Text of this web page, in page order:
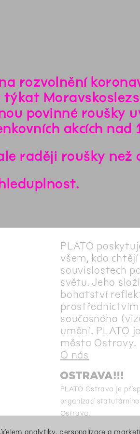
rozvolnění
povinné roušky
akcích nad
raději roušky
PLATO
všem, kdo chtějí
souvislostech
světu. Jeho
bohatství
prostřednictvím
současného
umění. PLATO
města Ostravy.
O nás
PLATO Ostrava je
organizací
Ostrava.
analytiky, personalizace a